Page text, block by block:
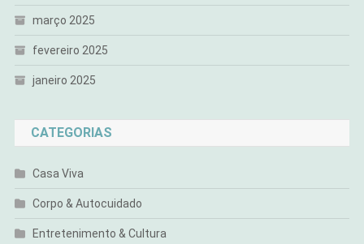
março 2025
fevereiro 2025
janeiro 2025
CATEGORIAS
Casa Viva
Corpo & Autocuidado
Entretenimento & Cultura